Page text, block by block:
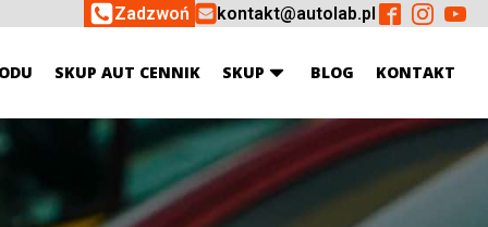
Zadzwoń kontakt@autolab.pl
SKUP AUT CENNIK SKUP BLOG KONTAKT